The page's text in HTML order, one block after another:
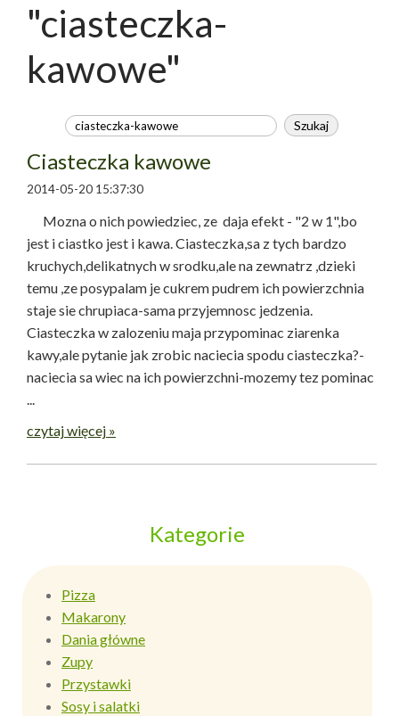
"ciasteczka-
kawowe"
Ciasteczka kawowe
2014-05-20 15:37:30
Mozna o nich powiedziec, ze daja efekt - "2 w 1",bo
jest i ciastko jest i kawa. Ciasteczka,sa z tych bardzo
kruchych,delikatnych w srodku,ale na zewnatrz ,dzieki
temu ,ze posypalam je cukrem pudrem ich powierzchnia
staje sie chrupiaca-sama przyjemnosc jedzenia.
Ciasteczka w zalozeniu maja przypominac ziarenka
kawy,ale pytanie jak zrobic naciecia spodu ciasteczka?-
naciecia sa wiec na ich powierzchni-mozemy tez pominac
...
czytaj więcej »
Kategorie
Pizza
Makarony
Dania główne
Zupy
Przystawki
Sosy i salatki